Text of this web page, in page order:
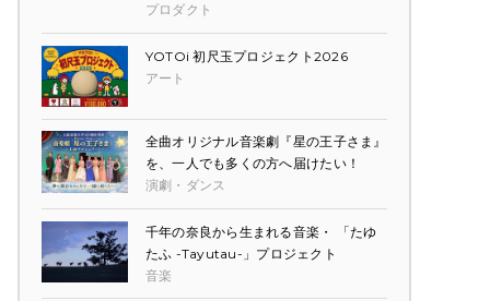
プロダクト
YOTOi 初尺玉プロジェクト2026
アート
全曲オリジナル音楽劇『星の王子さま』
を、一人でも多くの方へ届けたい！
演劇・ダンス
千年の奈良から生まれる音楽・ 「たゆ
たふ -Tayutau-」プロジェクト
音楽